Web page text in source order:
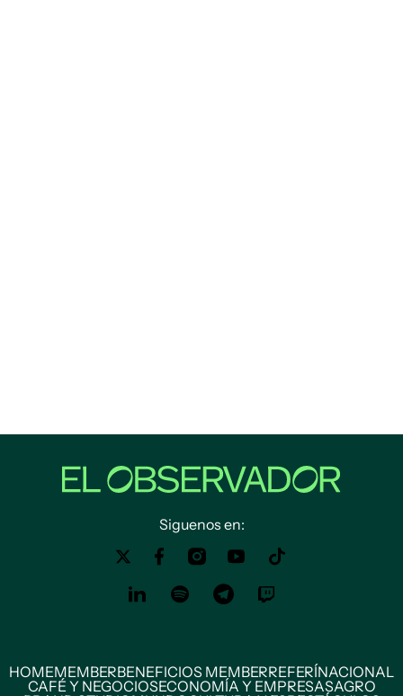
Siguenos en:
HOMEMEMBERBENEFICIOS MEMBERREFERÍNACIONAL
CAFÉ Y NEGOCIOSECONOMÍA Y EMPRESASAGRO